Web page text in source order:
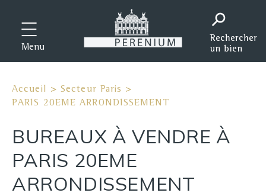
Menu
Accueil >Secteur Paris >
PARIS 20EME ARRONDISSEMENT
BUREAUX À VENDRE À
PARIS 20EME
ARRONDISSEMENT